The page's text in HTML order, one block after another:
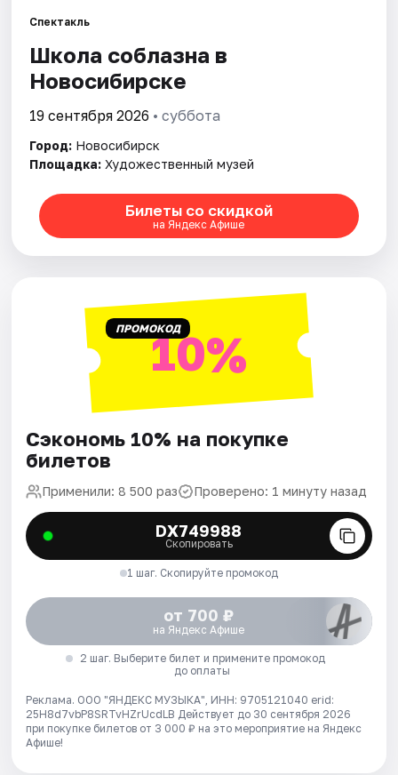
Города
Площадки
Рейтинги
Спектакль
Школа соблазна в
Новосибирске
19 сентября 2026 • суббота
Город: Новосибирск
Площадка: Художественный музей
Билеты со скидкой
на Яндекс Афише
ПРОМОКОД10%
Сэкономь 10% на покупке
билетов
Применили: 8 500 раз Проверено: 1 минуту назад
DX749988
Скопировать
1 шаг. Скопируйте промокод
от 700 ₽
на Яндекс Афише
2 шаг. Выберите билет и примените промокод
до оплаты
Реклама. ООО "ЯНДЕКС МУЗЫКА", ИНН: 9705121040 erid:
25H8d7vbP8SRTvHZrUcdLB Действует до 30 сентября 2026
при покупке билетов от 3 000 ₽ на это мероприятие на Яндекс
Афише!